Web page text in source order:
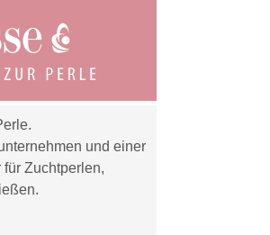
und einer
Zuchtperlen,